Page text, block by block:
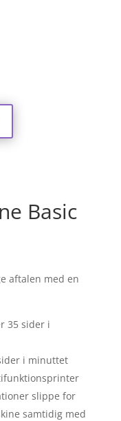
Basic
aftalen med en
35 sider i
i minuttet
slippe for
samtidig med